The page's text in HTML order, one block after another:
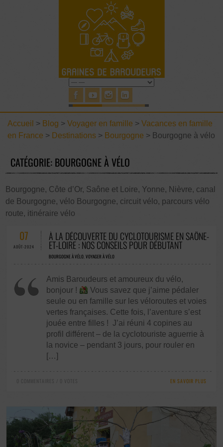
Accueil > Blog > Voyager en famille > Vacances en famille
en France > Destinations > Bourgogne > Bourgogne à vélo
CATÉGORIE: BOURGOGNE À VÉLO
Bourgogne, Côte d’Or, Saône et Loire, Yonne, Nièvre, canal
de Bourgogne, vélo Bourgogne, circuit vélo, parcours vélo
route, itinéraire vélo
07
AOÛT-2024
À LA DÉCOUVERTE DU CYCLOTOURISME EN SAÔNE-
ET-LOIRE : NOS CONSEILS POUR DÉBUTANT
BOURGOGNE À VÉLO,VOYAGER À VÉLO
Amis Baroudeurs et amoureux du vélo,
bonjour !
Vous savez que j’aime pédaler
seule ou en famille sur les véloroutes et voies
vertes françaises. Cette fois, l’aventure s’est
jouée entre filles ! J’ai réuni 4 copines au
profil différent – de la cyclotouriste aguerrie à
la novice – pendant 3 jours, pour rouler en
[…]
0 COMMENTAIRES / 0 VOTES EN SAVOIR PLUS